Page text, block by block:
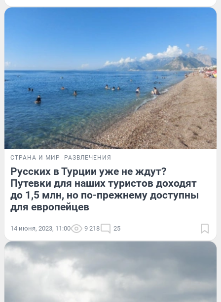
СТРАНА И МИР РАЗВЛЕЧЕНИЯ
Русских в Турции уже не ждут?
Путевки для наших туристов доходят
до 1,5 млн, но по-прежнему доступны
для европейцев
14 июня, 2023, 11:00 9 218 25